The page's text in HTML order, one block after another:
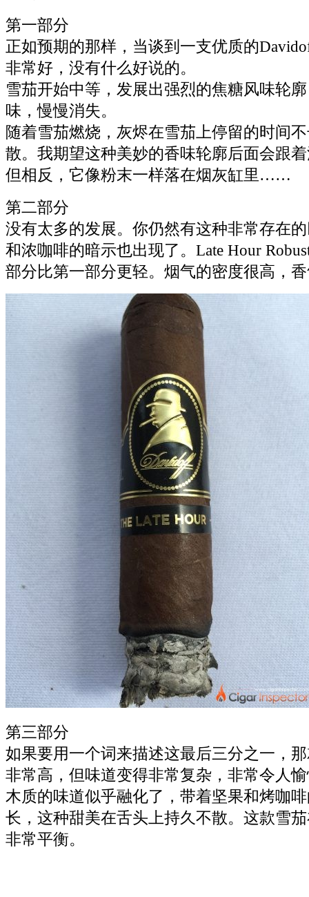
第一部分
正如预期的那样，当谈到一支优质的
非常好，没有什么好说的。
雪茄开始中等，发展出强烈的焦糖风味轮
味，慢慢消失。
随着雪茄燃烧，灰烬在雪茄上停留的时间
散。我期望这种美妙的香味轮廓后面会跟
但相反，它像粉末一样落在烟灰缸里……
第二部分
没有太多的发展。你仍然有这种非常存在
和浓咖啡的暗示也出现了。Late Hour
部分比第一部分更轻。烟气的密度很高，
第三部分
如果要用一个词来描述这最后三分之一，
非常高，但味道变得非常复杂，非常令人
木质的味道似乎融化了，带着坚果和烤咖
长，这种甜美在舌头上持久不散。这款雪
非常平衡。